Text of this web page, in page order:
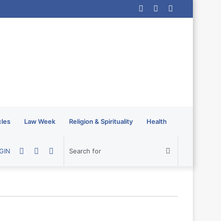
Random
Log
Law Week Religion & Spirituality Health
Switch
Sidebar
Random